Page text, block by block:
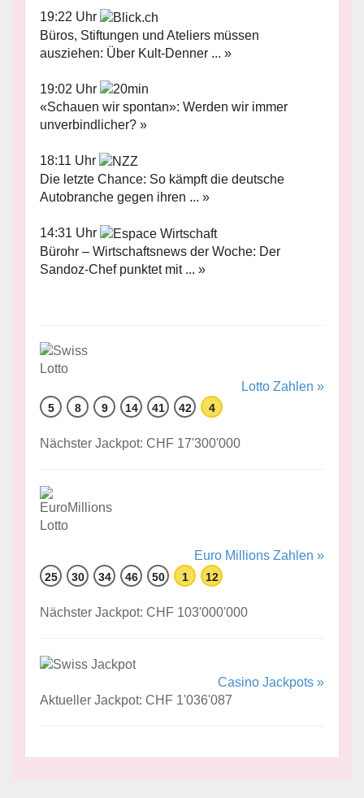
19:22 Uhr
Büros, Stiftungen und Ateliers müssen
ausziehen: Über Kult-Denner ... »
19:02 Uhr
«Schauen wir spontan»: Werden wir immer
unverbindlicher? »
18:11 Uhr
Die letzte Chance: So kämpft die deutsche
Autobranche gegen ihren ... »
14:31 Uhr
Bürohr – Wirtschaftsnews der Woche: Der
Sandoz-Chef punktet mit ... »
Lotto Zahlen »
5 8 9 14 41 42 4
Nächster Jackpot: CHF 17'300'000
Euro Millions Zahlen »
25 30 34 46 50 1 12
Nächster Jackpot: CHF 103'000'000
Casino Jackpots »
Aktueller Jackpot: CHF 1'036'087